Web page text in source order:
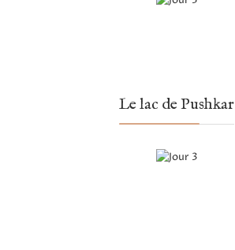
Le lac de Pushkar